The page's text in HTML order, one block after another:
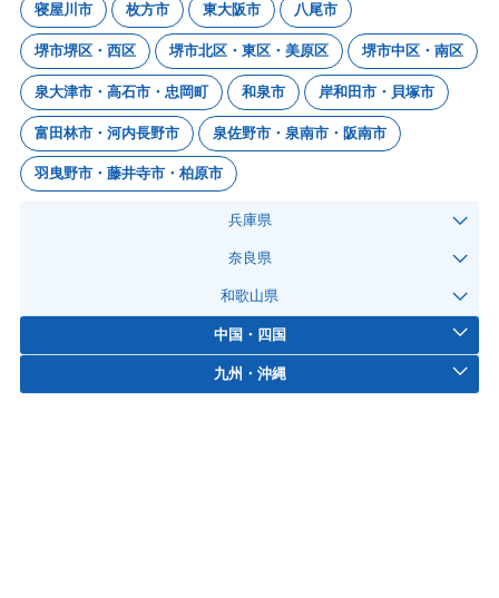
寝屋川市 枚方市 東大阪市 八尾市
堺市堺区・西区 堺市北区・東区・美原区 堺市中区・南区
泉大津市・高石市・忠岡町 和泉市 岸和田市・貝塚市
富田林市・河内長野市 泉佐野市・泉南市・阪南市
羽曳野市・藤井寺市・柏原市
兵庫県
奈良県
和歌山県
中国・四国
九州・沖縄